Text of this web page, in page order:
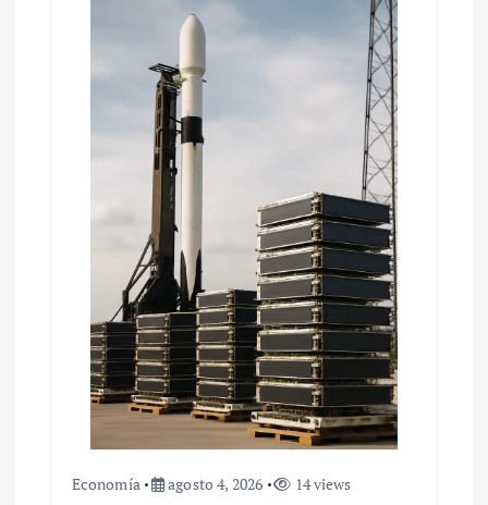
Economía agosto 4, 2026 14 views